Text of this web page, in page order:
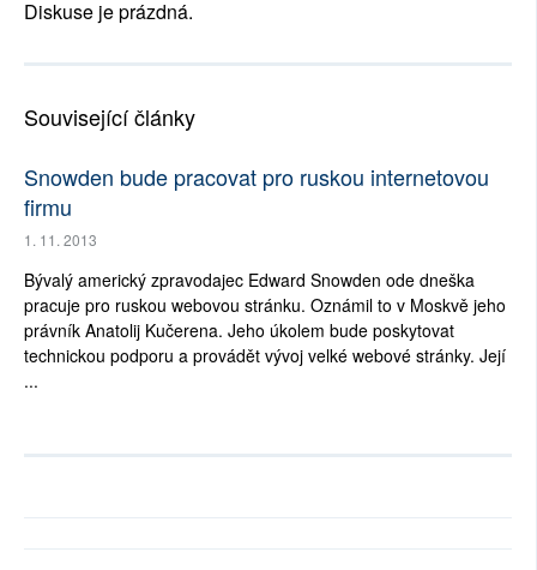
Diskuse je prázdná.
Související články
Snowden bude pracovat pro ruskou internetovou
firmu
1. 11. 2013
Bývalý americký zpravodajec Edward Snowden ode dneška
pracuje pro ruskou webovou stránku. Oznámil to v Moskvě jeho
právník Anatolij Kučerena. Jeho úkolem bude poskytovat
technickou podporu a provádět vývoj velké webové stránky. Její
...